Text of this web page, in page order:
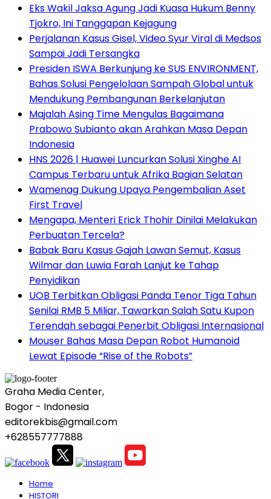
Eks Wakil Jaksa Agung Jadi Kuasa Hukum Benny
Tjokro, Ini Tanggapan Kejagung
Perjalanan Kasus Gisel, Video Syur Viral di Medsos
Sampai Jadi Tersangka
Presiden ISWA Berkunjung ke SUS ENVIRONMENT,
Bahas Solusi Pengelolaan Sampah Global untuk
Mendukung Pembangunan Berkelanjutan
Majalah Asing Time Mengulas Bagaimana
Prabowo Subianto akan Arahkan Masa Depan
Indonesia
HNS 2026 | Huawei Luncurkan Solusi Xinghe AI
Campus Terbaru untuk Afrika Bagian Selatan
Wamenag Dukung Upaya Pengembalian Aset
First Travel
Mengapa, Menteri Erick Thohir Dinilai Melakukan
Perbuatan Tercela?
Babak Baru Kasus Gajah Lawan Semut, Kasus
Wilmar dan Luwia Farah Lanjut ke Tahap
Penyidikan
UOB Terbitkan Obligasi Panda Tenor Tiga Tahun
Senilai RMB 5 Miliar, Tawarkan Salah Satu Kupon
Terendah sebagai Penerbit Obligasi Internasional
Mouser Bahas Masa Depan Robot Humanoid
Lewat Episode “Rise of the Robots”
Graha Media Center,
Bogor - Indonesia
editorekbis@gmail.com
+628557777888
Home
HISTORI